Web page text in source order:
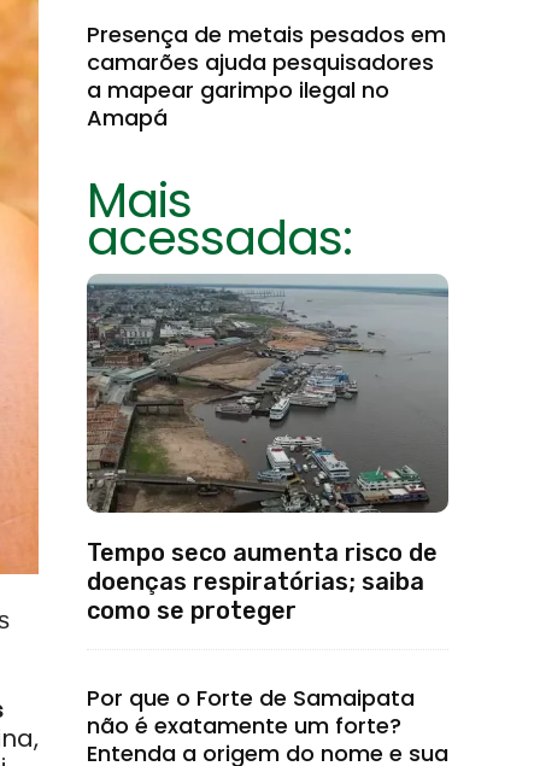
Presença de metais pesados em
camarões ajuda pesquisadores
a mapear garimpo ilegal no
Amapá
Mais
acessadas:
Tempo seco aumenta risco de
doenças respiratórias; saiba
como se proteger
Por que o Forte de Samaipata
não é exatamente um forte?
Entenda a origem do nome e sua